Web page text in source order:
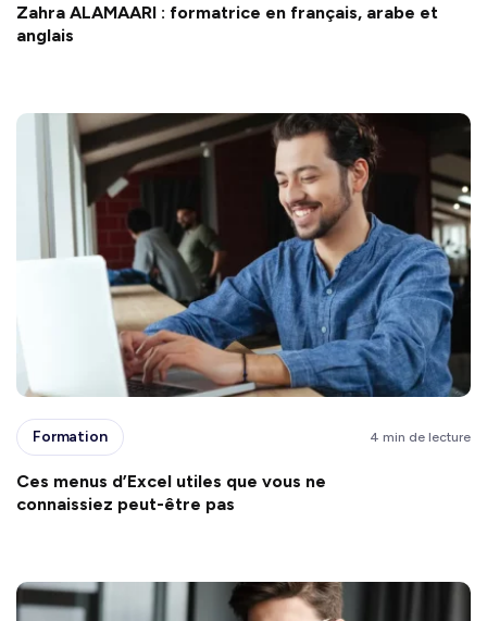
Zahra ALAMAARI : formatrice en français, arabe et
anglais
Formation 4 min de lecture
Ces menus d’Excel utiles que vous ne
connaissiez peut-être pas